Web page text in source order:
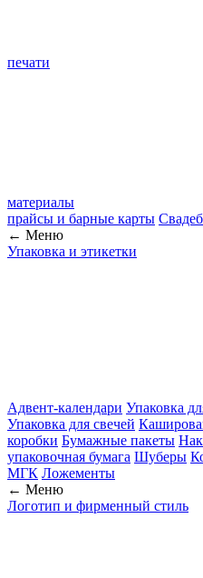
печати
материалы
прайсы и барные карты
← Меню
Упаковка и этикетки
Адвент-календари Упаковка
Упаковка для свечей
коробки Бумажные пакеты
упаковочная бумага Шуберы
МГК Ложементы
← Меню
Логотип и фирменный стиль